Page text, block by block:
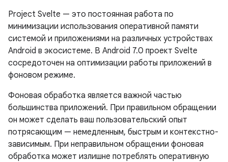
Project Svelte — это постоянная работа по
минимизации использования оперативной памяти
системой и приложениями на различных устройствах
Android в экосистеме. В Android 7.0 проект Svelte
сосредоточен на оптимизации работы приложений в
фоновом режиме.
Фоновая обработка является важной частью
большинства приложений. При правильном обращении
он может сделать ваш пользовательский опыт
потрясающим — немедленным, быстрым и контекстно-
зависимым. При неправильном обращении фоновая
обработка может излишне потреблять оперативную